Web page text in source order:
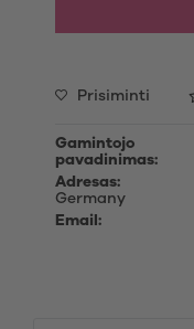
Prisiminti
Gamintojo
pavadinimas:
Adresas:
Germany
Email: